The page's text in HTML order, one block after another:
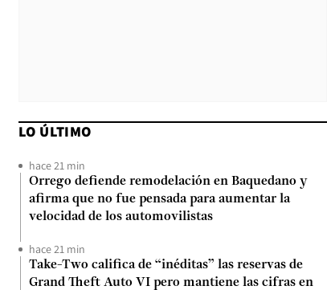
LO ÚLTIMO
hace 21 min
Orrego defiende remodelación en Baquedano y
afirma que no fue pensada para aumentar la
velocidad de los automovilistas
hace 21 min
Take-Two califica de “inéditas” las reservas de
Grand Theft Auto VI pero mantiene las cifras en